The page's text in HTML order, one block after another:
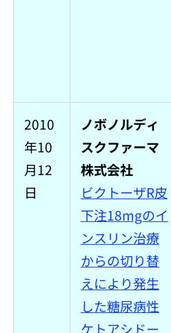
2010
年10
月12
日
ノボノルディ
スクファーマ
株式会社
ビクトーザR皮
下注18mgのイ
ンスリン治療
からの切り替
えにより発生
した糖尿病性
ケトアシドー